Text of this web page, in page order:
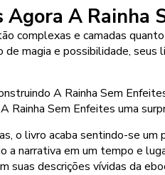
A Rainha
complexas e camadas
magia e possibilidade,
A Rainha Sem
Rainha Sem Enfeites uma
o livro acaba sentindo-se
a narrativa em um tempo e
descrições vívidas da